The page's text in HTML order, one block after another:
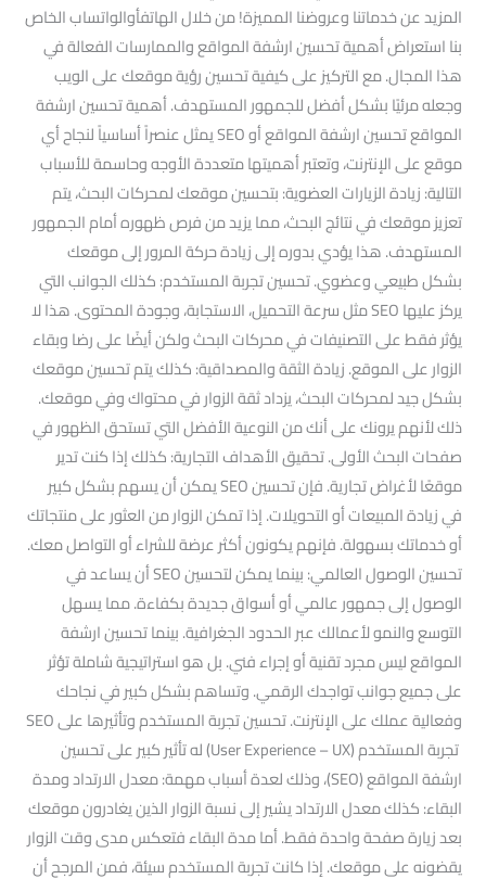
المزيد عن خدماتنا وعروضنا المميزة! من خلال الهاتفأوالواتساب الخاص
بنا استعراض أهمية تحسين ارشفة المواقع والممارسات الفعالة في
هذا المجال. مع التركيز على كيفية تحسين رؤية موقعك على الويب
وجعله مرئيًا بشكل أفضل للجمهور المستهدف. أهمية تحسين ارشفة
المواقع تحسين ارشفة المواقع أو SEO يمثل عنصراً أساسياً لنجاح أي
موقع على الإنترنت، وتعتبر أهميتها متعددة الأوجه وحاسمة للأسباب
التالية: زيادة الزيارات العضوية: بتحسين موقعك لمحركات البحث، يتم
تعزيز موقعك في نتائج البحث، مما يزيد من فرص ظهوره أمام الجمهور
المستهدف. هذا يؤدي بدوره إلى زيادة حركة المرور إلى موقعك
بشكل طبيعي وعضوي. تحسين تجربة المستخدم: كذلك الجوانب التي
يركز عليها SEO مثل سرعة التحميل، الاستجابة، وجودة المحتوى. هذا لا
يؤثر فقط على التصنيفات في محركات البحث ولكن أيضًا على رضا وبقاء
الزوار على الموقع. زيادة الثقة والمصداقية: كذلك يتم تحسين موقعك
بشكل جيد لمحركات البحث، يزداد ثقة الزوار في محتواك وفي موقعك.
ذلك لأنهم يرونك على أنك من النوعية الأفضل التي تستحق الظهور في
صفحات البحث الأولى. تحقيق الأهداف التجارية: كذلك إذا كنت تدير
موقعًا لأغراض تجارية. فإن تحسين SEO يمكن أن يسهم بشكل كبير
في زيادة المبيعات أو التحويلات. إذا تمكن الزوار من العثور على منتجاتك
أو خدماتك بسهولة. فإنهم يكونون أكثر عرضة للشراء أو التواصل معك.
تحسين الوصول العالمي: بينما يمكن لتحسين SEO أن يساعد في
الوصول إلى جمهور عالمي أو أسواق جديدة بكفاءة. مما يسهل
التوسع والنمو لأعمالك عبر الحدود الجغرافية. بينما تحسين ارشفة
المواقع ليس مجرد تقنية أو إجراء فني. بل هو استراتيجية شاملة تؤثر
على جميع جوانب تواجدك الرقمي. وتساهم بشكل كبير في نجاحك
وفعالية عملك على الإنترنت. تحسين تجربة المستخدم وتأثيرها على SEO
تجربة المستخدم (User Experience – UX) له تأثير كبير على تحسين
ارشفة المواقع (SEO)، وذلك لعدة أسباب مهمة: معدل الارتداد ومدة
البقاء: كذلك معدل الارتداد يشير إلى نسبة الزوار الذين يغادرون موقعك
بعد زيارة صفحة واحدة فقط. أما مدة البقاء فتعكس مدى وقت الزوار
يقضونه على موقعك. إذا كانت تجربة المستخدم سيئة، فمن المرجح أن